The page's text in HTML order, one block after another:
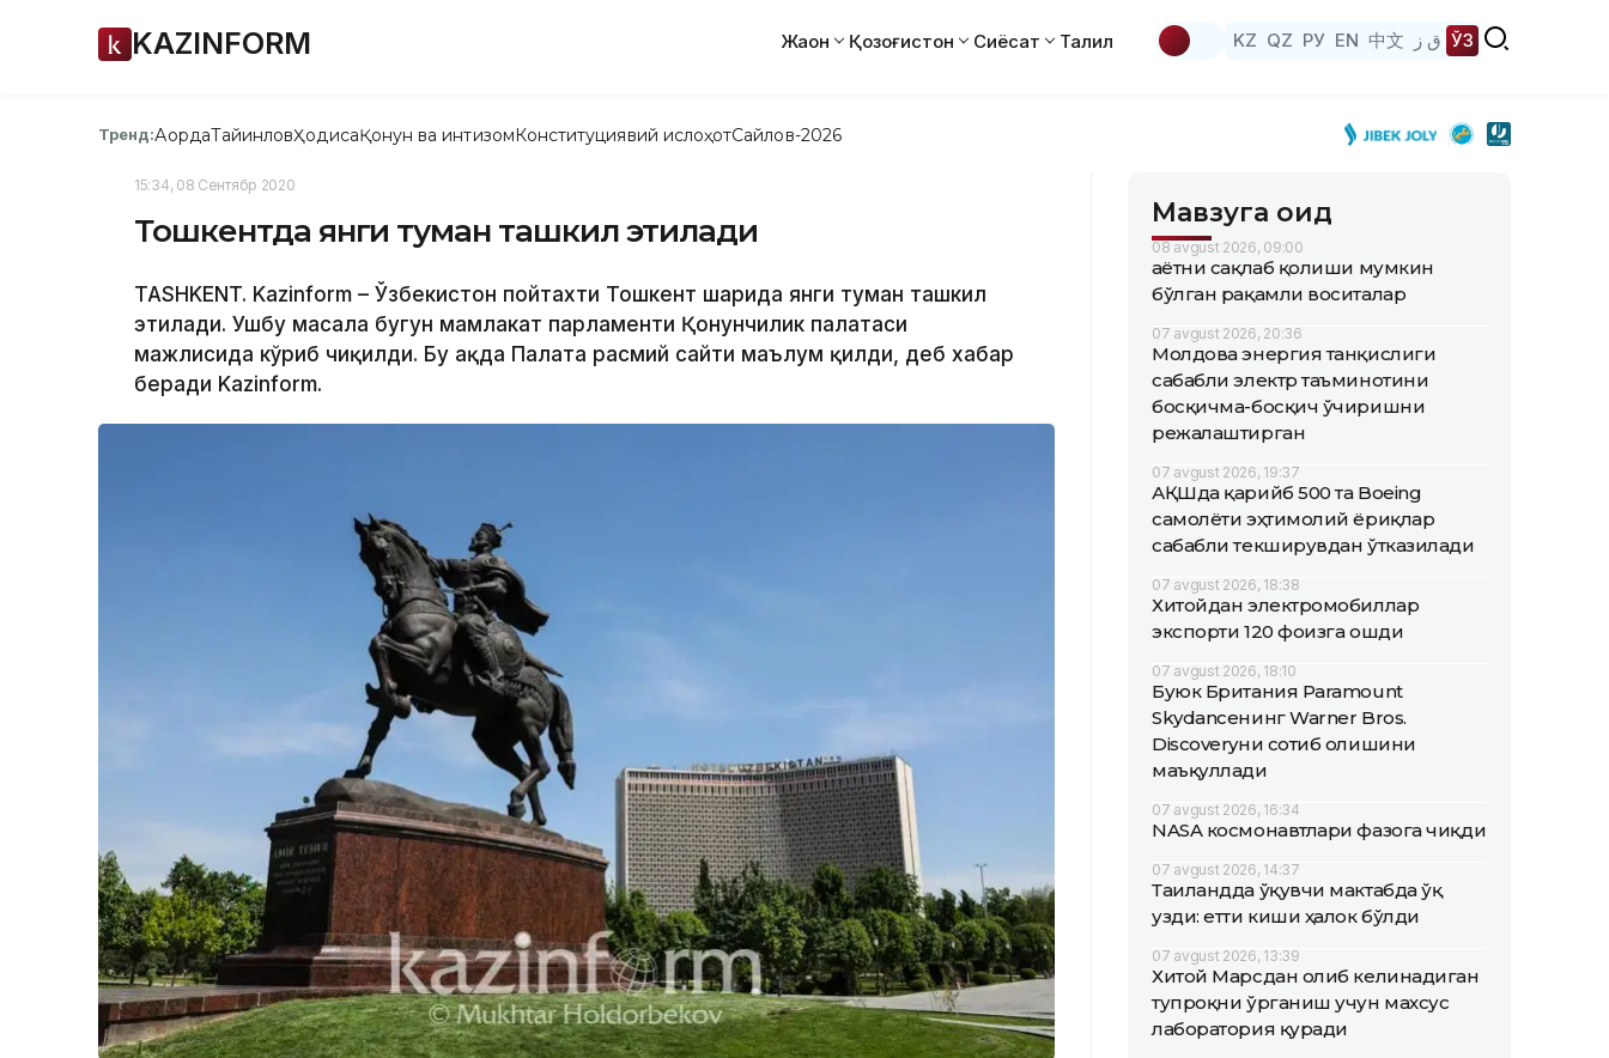
KAZINFORM Жаҳон Қозоғистон Сиёсат Таҳлил KZ QZ РУ EN 中文 ق ز ЎЗ
Тренд:АқордаТайинловҲодисаҚонун ва интизомКонституциявий ислоҳотСайлов-2026
15:34, 08 Сентябр 2020
Тошкентда янги туман ташкил этилади
TASHKENT. Kazinform – Ўзбекистон пойтахти Тошкент шаҳрида янги туман ташкил
этилади. Ушбу масала бугун мамлакат парламенти Қонунчилик палатаси
мажлисида кўриб чиқилди. Бу ҳақда Палата расмий сайти маълум қилди, деб хабар
беради Kazinform.
Мавзуга оид
08 avgust 2026, 09:00
Ҳаётни сақлаб қолиши мумкин
бўлган рақамли воситалар
07 avgust 2026, 20:36
Молдова энергия танқислиги
сабабли электр таъминотини
босқичма-босқич ўчиришни
режалаштирган
07 avgust 2026, 19:37
АҚШда қарийб 500 та Boeing
самолёти эҳтимолий ёриқлар
сабабли текширувдан ўтказилади
07 avgust 2026, 18:38
Хитойдан электромобиллар
экспорти 120 фоизга ошди
07 avgust 2026, 18:10
Буюк Британия Paramount
Skydanceнинг Warner Bros.
Discoveryни сотиб олишини
маъқуллади
07 avgust 2026, 16:34
NASA космонавтлари фазога чиқди
07 avgust 2026, 14:37
Таиландда ўқувчи мактабда ўқ
узди: етти киши ҳалок бўлди
07 avgust 2026, 13:39
Хитой Марсдан олиб келинадиган
тупроқни ўрганиш учун махсус
лаборатория қуради